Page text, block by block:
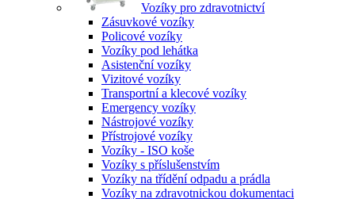
Vozíky pro zdravotnictví
Zásuvkové vozíky
Policové vozíky
Vozíky pod lehátka
Asistenční vozíky
Vizitové vozíky
Transportní a klecové vozíky
Emergency vozíky
Nástrojové vozíky
Přístrojové vozíky
Vozíky - ISO koše
Vozíky s příslušenstvím
Vozíky na třídění odpadu a prádla
Vozíky na zdravotnickou dokumentaci